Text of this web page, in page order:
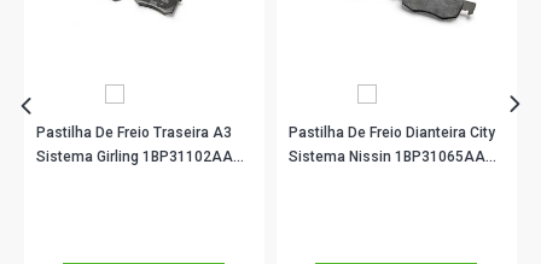
Pastilha De Freio Traseira A3
Sistema Girling 1BP31102AA
Pastilha De Freio Dianteira City
Sistema Nissin 1BP31065AA